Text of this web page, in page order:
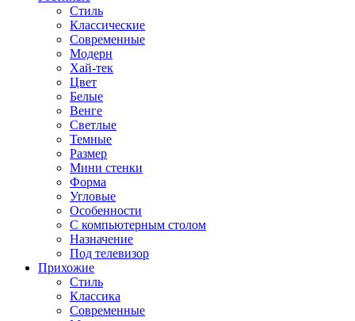
Стиль
Классические
Современные
Модерн
Хай-тек
Цвет
Белые
Венге
Светлые
Темные
Размер
Мини стенки
Форма
Угловые
Особенности
С компьютерным столом
Назначение
Под телевизор
Прихожие
Стиль
Классика
Современные